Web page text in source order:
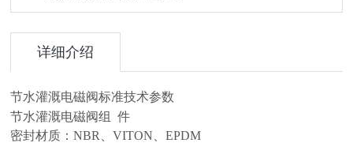
详细介绍
节水灌溉电磁阀标准技术参数
节水灌溉电磁阀组 件
密封材质：NBR、VITON、EPDM